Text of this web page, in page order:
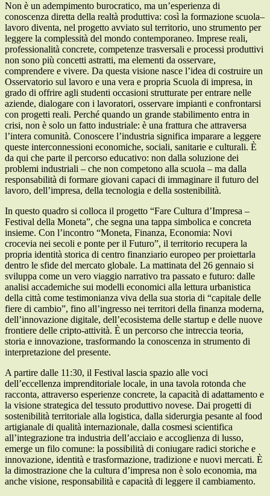
Non è un adempimento burocratico, ma un’esperienza di
conoscenza diretta della realtà produttiva: così la formazione scuola–
lavoro diventa, nel progetto avviato sul territorio, uno strumento per
leggere la complessità del mondo contemporaneo. Imprese reali,
professionalità concrete, competenze trasversali e processi produttivi
non sono più concetti astratti, ma elementi da osservare,
comprendere e vivere. Da questa visione nasce l’idea di costruire un
Osservatorio sul lavoro e una vera e propria Scuola di impresa, in
grado di offrire agli studenti occasioni strutturate per entrare nelle
aziende, dialogare con i lavoratori, osservare impianti e confrontarsi
con progetti reali. Perché quando un grande stabilimento entra in
crisi, non è solo un fatto industriale: è una frattura che attraversa
l’intera comunità. Conoscere l’industria significa imparare a leggere
queste interconnessioni economiche, sociali, sanitarie e culturali. È
da qui che parte il percorso educativo: non dalla soluzione dei
problemi industriali – che non competono alla scuola – ma dalla
responsabilità di formare giovani capaci di immaginare il futuro del
lavoro, dell’impresa, della tecnologia e della sostenibilità.
In questo quadro si colloca il progetto “Fare Cultura d’Impresa –
Festival della Moneta”, che segna una tappa simbolica e concreta
insieme. Con l’incontro “Moneta, Finanza, Economia: Novi
crocevia nei secoli e ponte per il Futuro”, il territorio recupera la
propria identità storica di centro finanziario europeo per proiettarla
dentro le sfide del mercato globale. La mattinata del 26 gennaio si
sviluppa come un vero viaggio narrativo tra passato e futuro: dalle
analisi accademiche sui modelli economici alla lettura urbanistica
della città come testimonianza viva della sua storia di “capitale delle
fiere di cambio”, fino all’ingresso nei territori della finanza moderna,
dell’innovazione digitale, dell’ecosistema delle startup e delle nuove
frontiere delle cripto-attività. È un percorso che intreccia teoria,
storia e innovazione, trasformando la conoscenza in strumento di
interpretazione del presente.
A partire dalle 11:30, il Festival lascia spazio alle voci
dell’eccellenza imprenditoriale locale, in una tavola rotonda che
racconta, attraverso esperienze concrete, la capacità di adattamento e
la visione strategica del tessuto produttivo novese. Dai progetti di
sostenibilità territoriale alla logistica, dalla siderurgia pesante al food
artigianale di qualità internazionale, dalla cosmesi scientifica
all’integrazione tra industria dell’acciaio e accoglienza di lusso,
emerge un filo comune: la possibilità di coniugare radici storiche e
innovazione, identità e trasformazione, tradizione e nuovi mercati. È
la dimostrazione che la cultura d’impresa non è solo economia, ma
anche visione, responsabilità e capacità di leggere il cambiamento.